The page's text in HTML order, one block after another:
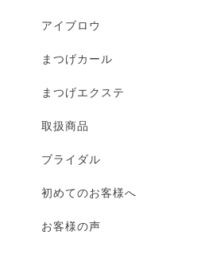
アイブロウ
まつげカール
まつげエクステ
取扱商品
ブライダル
初めてのお客様へ
お客様の声